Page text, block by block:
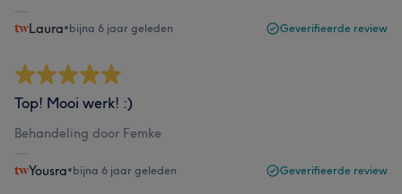
Laura•bijna 6 jaar geleden Geverifieerde review
Top! Mooi werk! :)
Behandeling door Femke
Yousra•bijna 6 jaar geleden Geverifieerde review